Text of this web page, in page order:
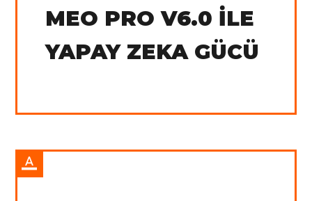
MEO PRO V6.0 ILE
YAPAY ZEKA GÜCÜ